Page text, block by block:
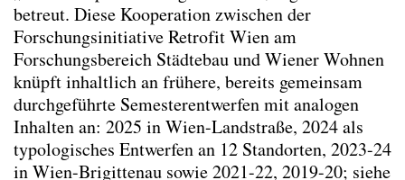
betreut. Diese Kooperation zwischen der
Forschungsinitiative Retrofit Wien am
Forschungsbereich Städtebau und Wiener Wohnen
knüpft inhaltlich an frühere, bereits gemeinsam
durchgeführte Semesterentwerfen mit analogen
Inhalten an: 2025 in Wien-Landstraße, 2024 als
typologisches Entwerfen an 12 Standorten, 2023-24
in Wien-Brigittenau sowie 2021-22, 2019-20; siehe
Team
Bibliothek
Kontakt
Impressum